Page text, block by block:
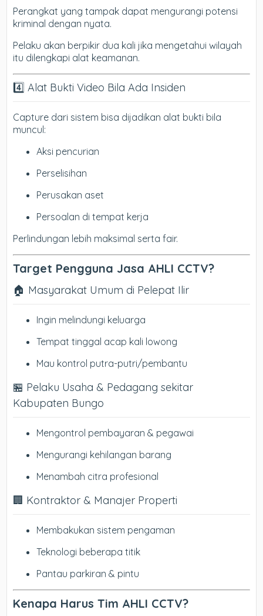
Perangkat yang tampak dapat mengurangi potensi
kriminal dengan nyata.
Pelaku akan berpikir dua kali jika mengetahui wilayah
itu dilengkapi alat keamanan.
4️⃣ Alat Bukti Video Bila Ada Insiden
Capture dari sistem bisa dijadikan alat bukti bila
muncul:
Aksi pencurian
Perselisihan
Perusakan aset
Persoalan di tempat kerja
Perlindungan lebih maksimal serta fair.
Target Pengguna Jasa AHLI CCTV?
🏠 Masyarakat Umum di Pelepat Ilir
Ingin melindungi keluarga
Tempat tinggal acap kali lowong
Mau kontrol putra-putri/pembantu
🏪 Pelaku Usaha & Pedagang sekitar
Kabupaten Bungo
Mengontrol pembayaran & pegawai
Mengurangi kehilangan barang
Menambah citra profesional
🏢 Kontraktor & Manajer Properti
Membakukan sistem pengaman
Teknologi beberapa titik
Pantau parkiran & pintu
Kenapa Harus Tim AHLI CCTV?